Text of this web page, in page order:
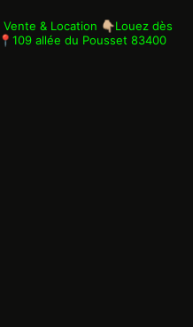
Vente & Location 👇🏼Louez dès
📍109 allée du Pousset 83400